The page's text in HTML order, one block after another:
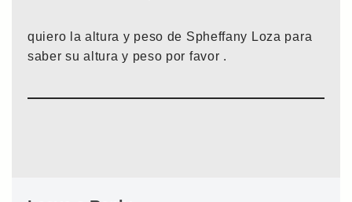
quiero la altura y peso de Spheffany Loza para
saber su altura y peso por favor .